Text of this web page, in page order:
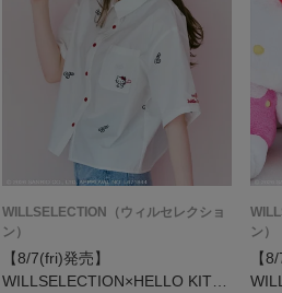
WILLSELECTION（ウィルセレクショ
ン）
【8/7(fri)発売】
WILLSELECTION×HELLO KIT…
ン）
【